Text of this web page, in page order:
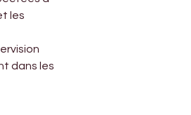
les
dans les